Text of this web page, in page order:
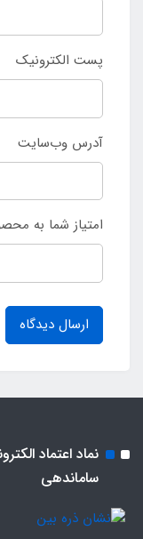
پست الکترونیک
آدرس وب‌سایت
امتیاز شما به
ارسال دیدگاه
نماد اعتماد
ساماندهی